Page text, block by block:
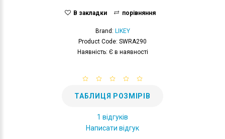
В закладки порівняння
Brand: LIKEY
Product Code: SWRA290
Наявність: Є в наявності
ТАБЛИЦЯ РОЗМІРІВ
1 відгуків
Написати відгук